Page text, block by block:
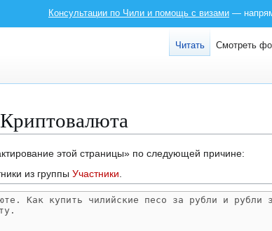
Консультации по Чили и помощь с визами —
этой страницы» по следующей причине:
из группы Участники
Читать Смотреть